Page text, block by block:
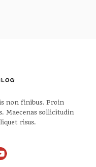
non finibus. Proin
Maecenas sollicitudin
risus.